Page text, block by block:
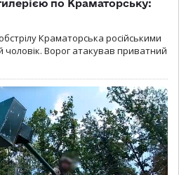
по Краматорську:
Краматорська російськими
чоловік. Ворог атакував приватний